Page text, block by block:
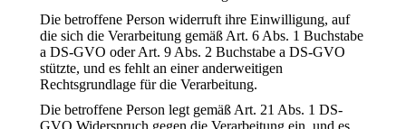
Die betroffene Person widerruft ihre Einwilligung, auf
die sich die Verarbeitung gemäß Art. 6 Abs. 1 Buchstabe
a DS-GVO oder Art. 9 Abs. 2 Buchstabe a DS-GVO
stützte, und es fehlt an einer anderweitigen
Rechtsgrundlage für die Verarbeitung.
Die betroffene Person legt gemäß Art. 21 Abs. 1 DS-
GVO Widerspruch gegen die Verarbeitung ein, und es